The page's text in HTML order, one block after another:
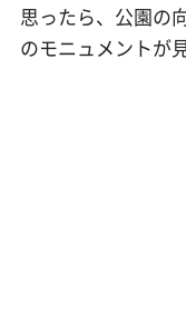
思ったら、公園の
のモニュメントが